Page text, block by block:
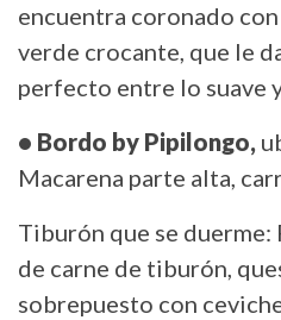
encuentra coronado
verde crocante, que le
perfecto entre lo suave
• Bordo by Pipilongo,
Macarena parte alta,
Tiburón que se
de carne de tiburón,
sobrepuesto con